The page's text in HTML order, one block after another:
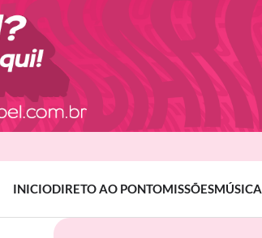
INICIODIRETO AO PONTOMISSÕESMÚSICA